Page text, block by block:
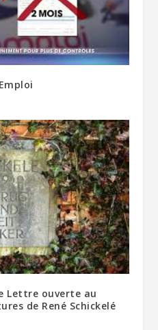
Lettre ouverte au
de René Schickelé